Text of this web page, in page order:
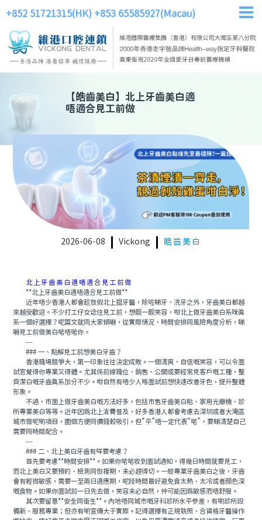
+852 51721315(HK) +853 65585927(Macau)
【皓齒美白】 北上牙齒美白適
唔適合見工前做
2026-06-08 Vickong 皓齒美白
北上牙齒美白適唔適合見工前做
**北上牙齒美白適唔適合見工前做**
近年唔少香港人都會趁放假北上揾牙醫，除咗睇牙、洗牙之外，牙齒美白都越
來越受歡迎。不少打工仔女谂住見工前，想靓一靓笑容，咁北上做牙齒美白系咪真
系一個好選擇？呢篇文就同大家傾嚇，從實際情況、時間安排同風險角度分析，睇
嚇見工前做美白啱唔啱你。
---
### 一、點解見工前想美白牙齒？
香港職場競爭大，第一印象往往決定成敗。一個清爽、自信嘅笑容，可以令面
試官覺得你專業又得體。尤其係前線職位、銷售、公關或要經常見客戶嘅工種，整
齊潔白嘅牙齒真系加分不少。咁自然有唔少人喺面試前想快速改善牙色，提升整體
形象。
不過，市面上做牙齒美白嘅方法好多，包括市售牙齒美白貼、家用光療機、診
所專業美白等等。近年因爲北上消費普及，好多香港人都會考慮去深圳或者大灣區
城市做呢啲項目，圖個方便同價錢較吸引。但“平”唔一定代表“啱”，要睇清楚自己
需要同時間配合。
---
### 二、北上美白牙齒有咩要考慮？
首先要考慮**時間安排**。如果你啱啱收到面試通知，得幾日時間就要見工，
而北上美白又要預約、檢測同恢複期，未必趕得切。一般專業牙齒美白之後，牙齒
會有輕微敏感，需要一至兩日適應期，呢段時間最好避免食太熱、太冷或者顔色深
嘅食物。如果你面試前一日先去做，笑容未必自然，仲可能因爲敏感而唔舒服。
其次要留意**安全同衛生**。內地唔同城市嘅牙科診所水平參差，有啲診所設
備新、服務專業；但亦有啲宣傳大于實際。記得選擇有正規執照、合資格牙醫操作